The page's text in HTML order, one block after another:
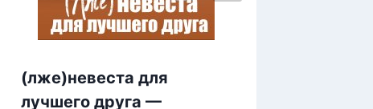
(лже)невеста для
лучшего друга —